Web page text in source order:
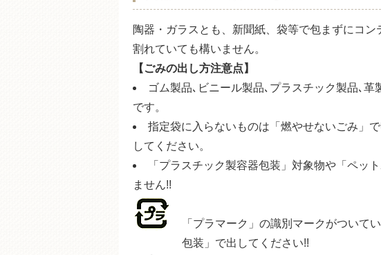
陶器・ガラスとも、新聞紙、袋等で包まずにコン
割れていても構いません。
【ごみの出し方注意点】
ゴム製品､ビニール製品､プラスチック製品､革
です。
指定袋に入らないものは「燃やせないごみ」
してください。
「プラスチック製容器包装」対象物や「ペッ
ません!!
「プラマーク」の識別マークがついて
包装」で出してください!!